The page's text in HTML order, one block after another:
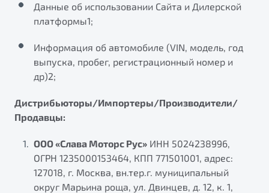
Данные об использовании Сайта и Дилерской
платформы1;
Информация об автомобиле (VIN, модель, год
выпуска, пробег, регистрационный номер и
др)2;
Дистрибьюторы/Импортеры/Производители/
Продавцы:
ООО «Слава Моторс Рус» ИНН 5024238996,
ОГРН 1235000153464, КПП 771501001, адрес:
127018, г. Москва, вн.тер.г. муниципальный
округ Марьина роща, ул. Двинцев, д. 12, к. 1,